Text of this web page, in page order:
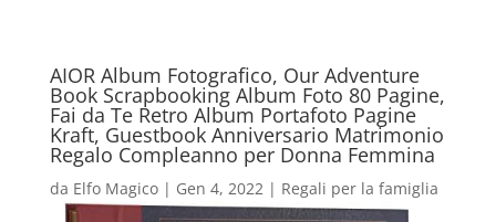
AIOR Album Fotografico, Our Adventure
Book Scrapbooking Album Foto 80 Pagine,
Fai da Te Retro Album Portafoto Pagine
Kraft, Guestbook Anniversario Matrimonio
Regalo Compleanno per Donna Femmina
da Elfo Magico| Gen 4, 2022| Regali per la famiglia